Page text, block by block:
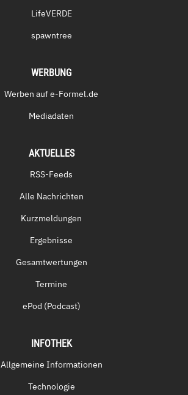
LifeVERDE
spawntree
WERBUNG
Werben auf e-Formel.de
Mediadaten
AKTUELLES
RSS-Feeds
Alle Nachrichten
Kurzmeldungen
Ergebnisse
Gesamtwertungen
Termine
ePod (Podcast)
INFOTHEK
Allgemeine Informationen
Technologie